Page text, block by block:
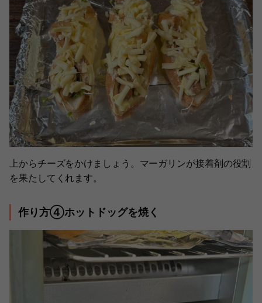
上からチーズをかけましょう。マーガリンが接着剤の役割
を果たしてくれます。
作り方④ホットドッグを焼く